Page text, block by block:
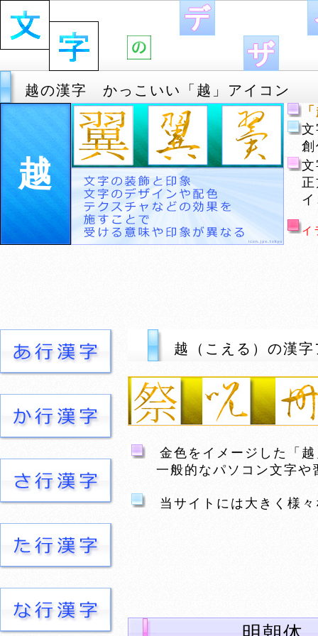
越の漢字 かっこいい「越」アイコン
越
イ
越（こえる）の漢
金色をイメージした「越
一般的なパソコン文字や
当サイトには大きく様々